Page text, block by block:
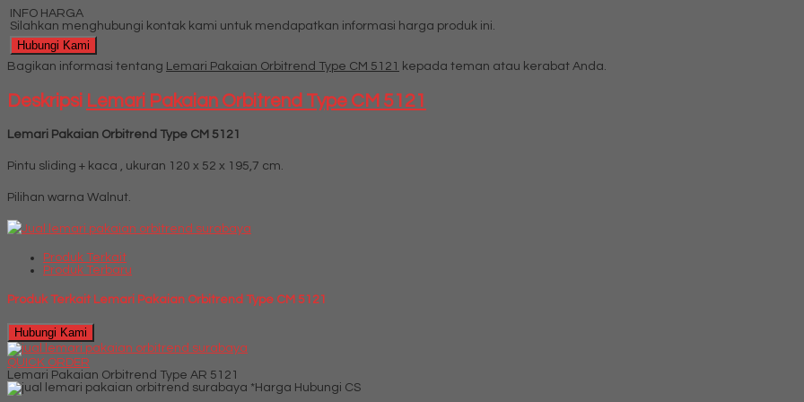
INFO HARGA
Silahkan menghubungi kontak kami untuk mendapatkan informasi harga produk ini.
Hubungi Kami
Bagikan informasi tentang Lemari Pakaian Orbitrend Type CM 5121 kepada teman atau kerabat Anda.
Deskripsi Lemari Pakaian Orbitrend Type CM 5121
Lemari Pakaian Orbitrend Type CM 5121
Pintu sliding + kaca , ukuran 120 x 52 x 195,7 cm.
Pilihan warna Walnut.
Produk Terkait
Produk Terbaru
Produk Terkait Lemari Pakaian Orbitrend Type CM 5121
Hubungi Kami
QUICK ORDER
Lemari Pakaian Orbitrend Type AR 5121
*Harga Hubungi CS